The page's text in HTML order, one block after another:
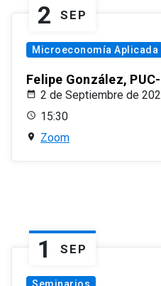
2 SEP
Microeconomía Aplicada
Felipe González,
2 de Septiembre de
15:30
Zoom
1 SEP